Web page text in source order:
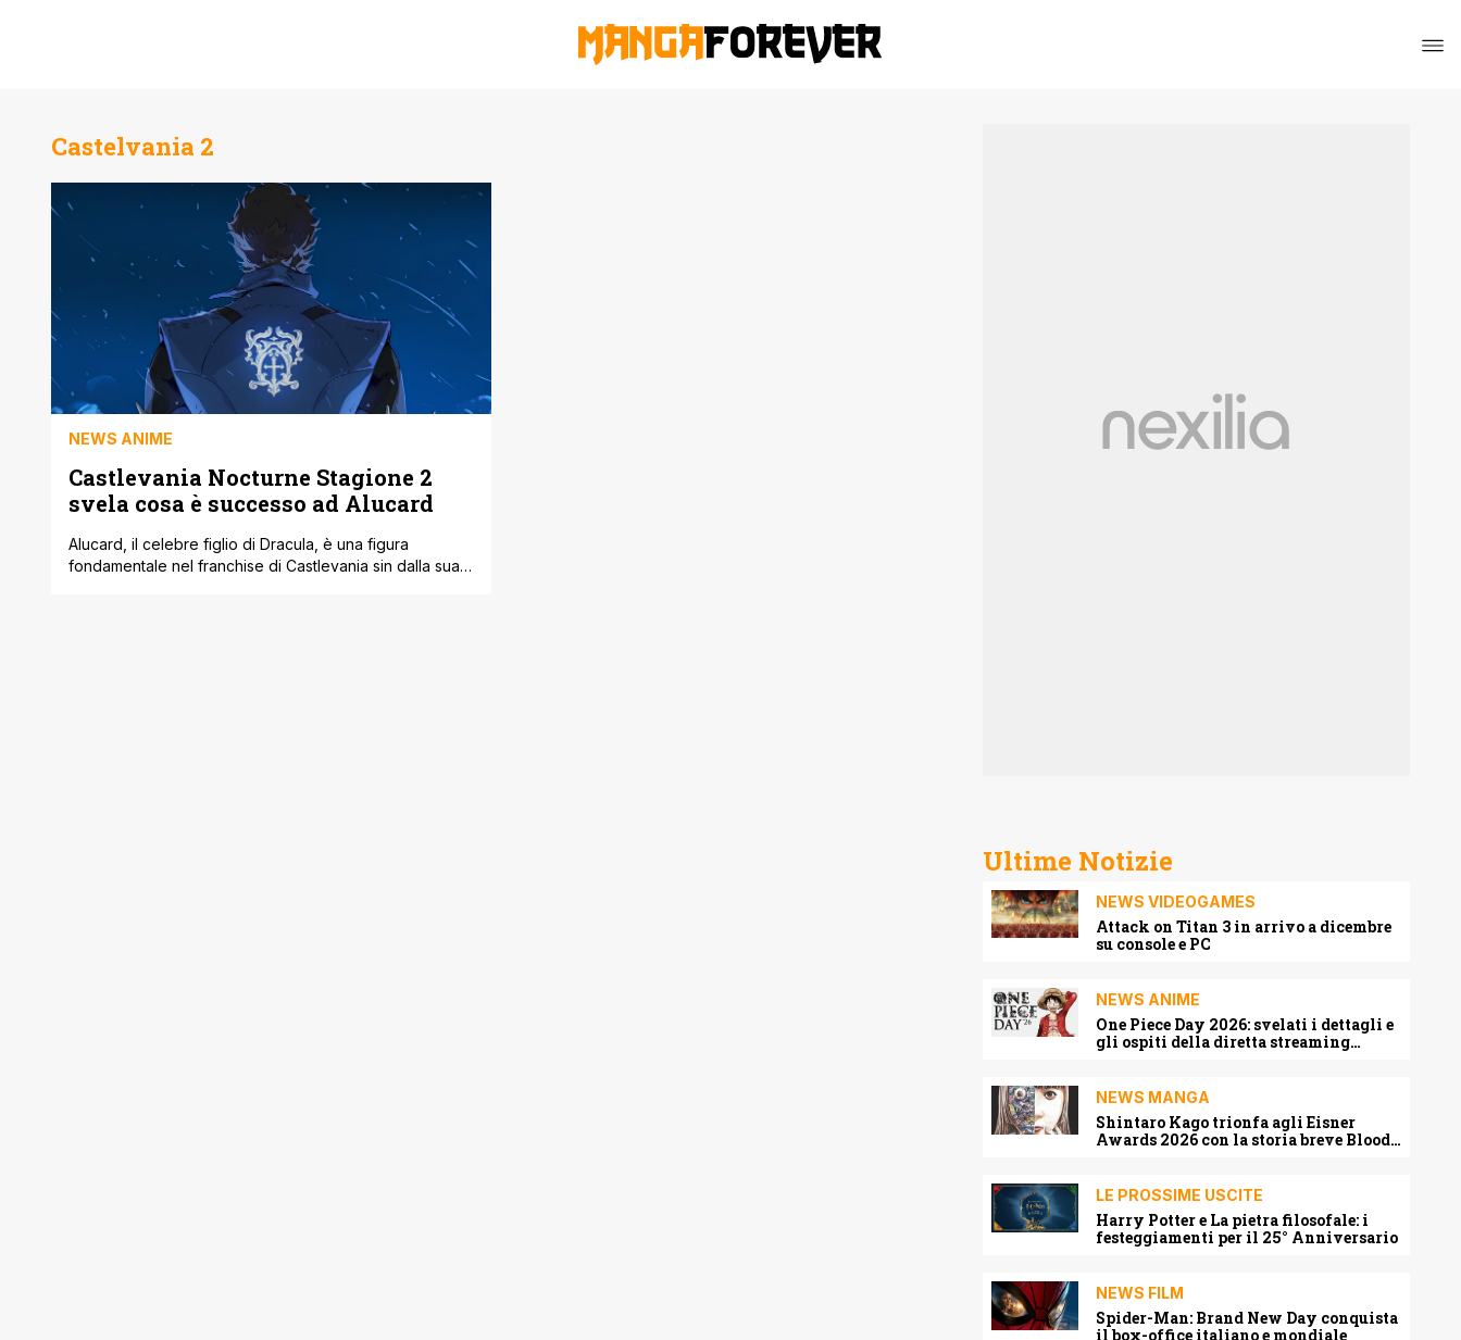
Castelvania 2
NEWS ANIME
Castlevania Nocturne Stagione 2
svela cosa è successo ad Alucard
Alucard, il celebre figlio di Dracula, è una figura
fondamentale nel franchise di Castlevania sin dalla sua
Ultime Notizie
NEWS VIDEOGAMES
Attack on Titan 3 in arrivo a dicembre
su console e PC
NEWS ANIME
One Piece Day 2026: svelati i dettagli e
gli ospiti della diretta streaming
NEWS MANGA
Shintaro Kago trionfa agli Eisner
Awards 2026 con la storia breve Blood
LE PROSSIME USCITE
Harry Potter e La pietra filosofale: i
festeggiamenti per il 25° Anniversario
NEWS FILM
Spider-Man: Brand New Day conquista
il box-office italiano e mondiale